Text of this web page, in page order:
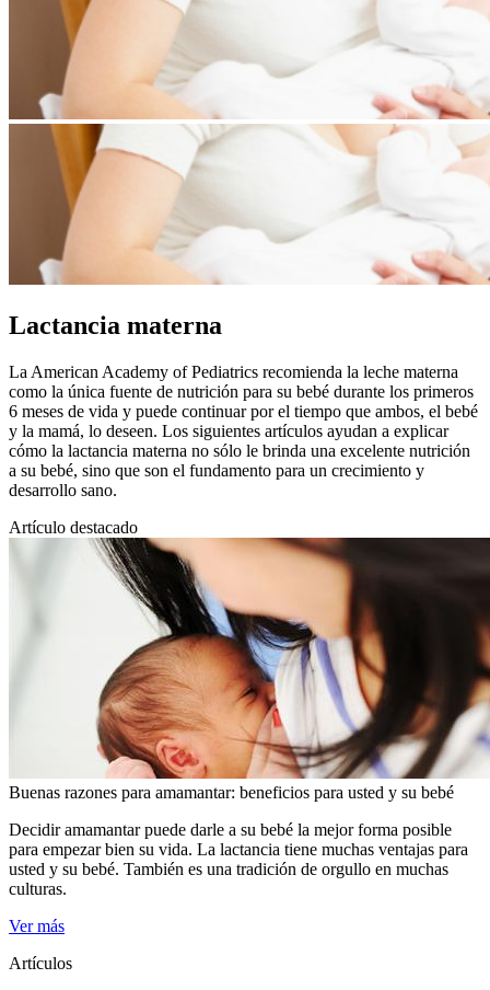
Lactancia materna
La American Academy of Pediatrics recomienda la leche materna
como la única fuente de nutrición para su bebé durante los primeros
6 meses de vida y puede continuar por el tiempo que ambos, el bebé
y la mamá, lo deseen. Los siguientes artículos ayudan a explicar
cómo la lactancia materna no sólo le brinda una excelente nutrición
a su bebé, sino que son el fundamento para un crecimiento y
desarrollo sano.
Artículo destacado
Buenas razones para amamantar: beneficios para usted y su bebé
​Decidir amamantar puede darle a su bebé la mejor forma posible
para empezar bien su vida. La lactancia tiene muchas ventajas para
usted y su bebé. También es una tradición de orgullo en muchas
culturas.
Ver más
Artículos